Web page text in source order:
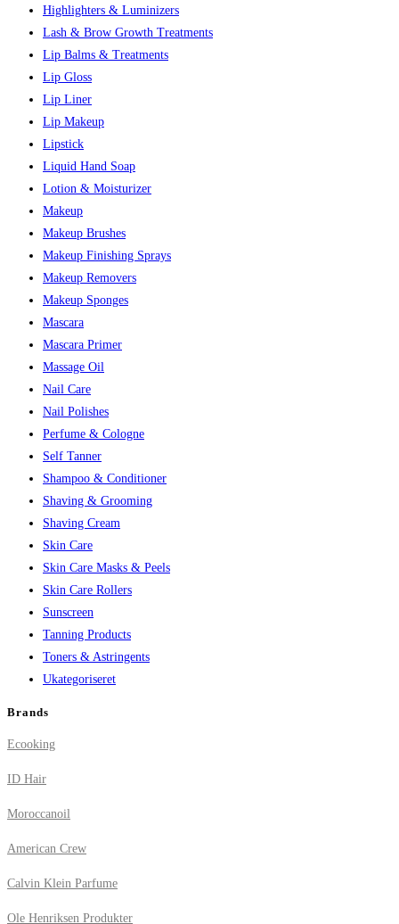
Highlighters & Luminizers
Lash & Brow Growth Treatments
Lip Balms & Treatments
Lip Gloss
Lip Liner
Lip Makeup
Lipstick
Liquid Hand Soap
Lotion & Moisturizer
Makeup
Makeup Brushes
Makeup Finishing Sprays
Makeup Removers
Makeup Sponges
Mascara
Mascara Primer
Massage Oil
Nail Care
Nail Polishes
Perfume & Cologne
Self Tanner
Shampoo & Conditioner
Shaving & Grooming
Shaving Cream
Skin Care
Skin Care Masks & Peels
Skin Care Rollers
Sunscreen
Tanning Products
Toners & Astringents
Ukategoriseret
Brands
Ecooking
ID Hair
Moroccanoil
American Crew
Calvin Klein Parfume
Ole Henriksen Produkter